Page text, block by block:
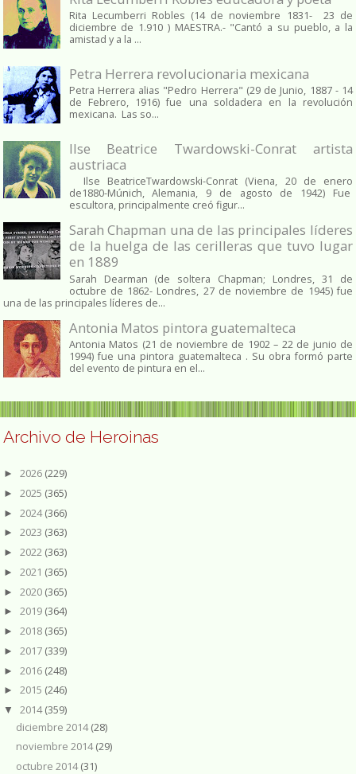
Rita Lecumberri Robles (14 de noviembre 1831- 23 de
diciembre de 1.910 ) MAESTRA.- "Cantó a su pueblo, a la
amistad y a la ...
Petra Herrera revolucionaria mexicana
Petra Herrera alias "Pedro Herrera" (29 de Junio, 1887 - 14
de Febrero, 1916) fue una soldadera en la revolución
mexicana. Las so...
Ilse Beatrice Twardowski-Conrat artista
austriaca
Ilse BeatriceTwardowski-Conrat (Viena, 20 de enero
de1880-Múnich, Alemania, 9 de agosto de 1942) Fue
escultora, principalmente creó figur...
Sarah Chapman una de las principales líderes
de la huelga de las cerilleras que tuvo lugar
en 1889
Sarah Dearman (de soltera Chapman; Londres, 31 de
octubre de 1862​- Londres, 27 de noviembre de 1945)​ fue
una de las principales líderes de...
Antonia Matos pintora guatemalteca
Antonia Matos (21 de noviembre de 1902 – 22 de junio de
1994) fue una pintora guatemalteca . Su obra formó parte
del evento de pintura en el...
Archivo de Heroinas
► 2026 (229)
► 2025 (365)
► 2024(366)
► 2023 (363)
► 2022 (363)
► 2021 (365)
► 2020 (365)
► 2019 (364)
► 2018 (365)
► 2017 (339)
► 2016 (248)
► 2015 (246)
▼ 2014(359)
diciembre 2014(28)
noviembre 2014(29)
octubre 2014(31)